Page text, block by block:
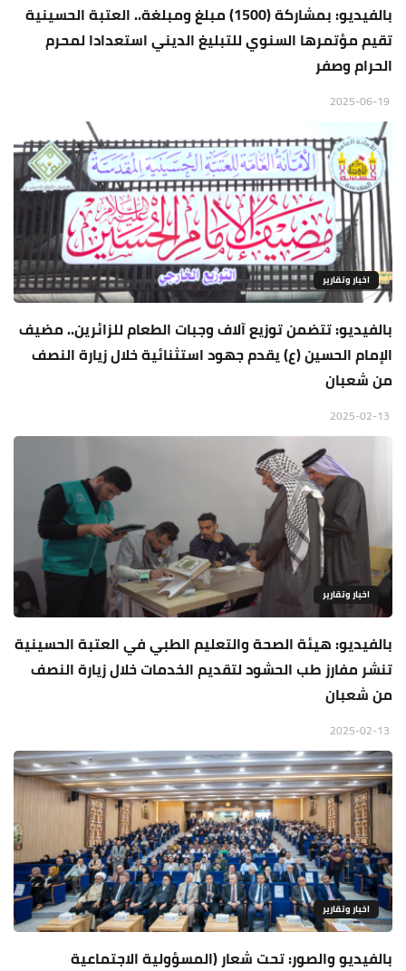
بالفيديو: بمشاركة (1500) مبلغ ومبلغة.. العتبة الحسينية
تقيم مؤتمرها السنوي للتبليغ الديني استعدادا لمحرم
الحرام وصفر
اخبار وتقارير
بالفيديو: تتضمن توزيع آلاف وجبات الطعام للزائرين.. مضيف
الإمام الحسين (ع) يقدم جهود استثنائية خلال زيارة النصف
من شعبان
اخبار وتقارير
بالفيديو: هيئة الصحة والتعليم الطبي في العتبة الحسينية
تنشر مفارز طب الحشود لتقديم الخدمات خلال زيارة النصف
من شعبان
اخبار وتقارير
بالفيديو والصور: تحت شعار (المسؤولية الاجتماعية